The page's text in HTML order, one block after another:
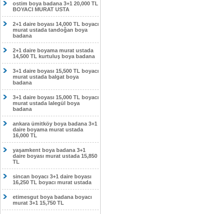
ostim boya badana 3+1 20,000 TL
BOYACI MURAT USTA
2+1 daire boyası 14,000 TL boyacı
murat ustada tandoğan boya
badana
2+1 daire boyama murat ustada
14,500 TL kurtuluş boya badana
3+1 daire boyası 15,500 TL boyacı
murat ustada balgat boya
badana
3+1 daire boyası 15,000 TL boyacı
murat ustada lalegül boya
badana
ankara ümitköy boya badana 3+1
daire boyama murat ustada
16,000 TL
yaşamkent boya badana 3+1
daire boyası murat ustada 15,850
TL
sincan boyacı 3+1 daire boyası
16,250 TL boyacı murat ustada
etimesgut boya badana boyacı
murat 3+1 15,750 TL